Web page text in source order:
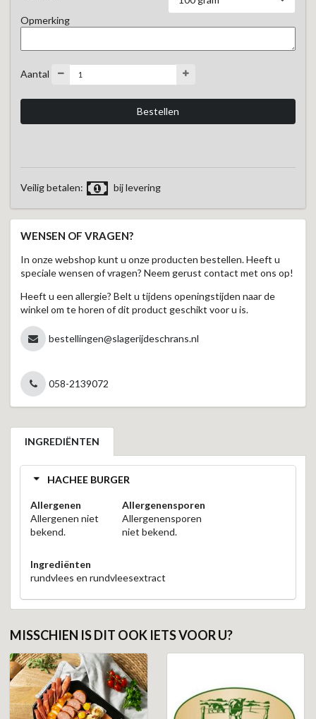
Opmerking
Aantal
Veilig betalen: bij levering
WENSEN OF VRAGEN?
In onze webshop kunt u onze producten bestellen. Heeft u
speciale wensen of vragen? Neem gerust contact met ons op!
Heeft u een allergie? Belt u tijdens openingstijden naar de
winkel om te horen of dit product geschikt voor u is.
bestellingen@slagerijdeschrans.nl
058-2139072
INGREDIËNTEN
HACHEE BURGER
Allergenen
Allergenen niet
bekend.
Allergenensporen
Allergenensporen
niet bekend.
Ingrediënten
rundvlees en rundvleesextract
MISSCHIEN IS DIT OOK IETS VOOR U?